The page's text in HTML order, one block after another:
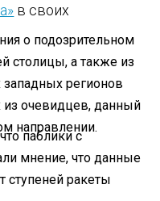
в своих
о подозрительном
столицы, а также из
регионов
очевидцев, данный
направлении.
паблики с
мнение, что данные
ступеней ракеты